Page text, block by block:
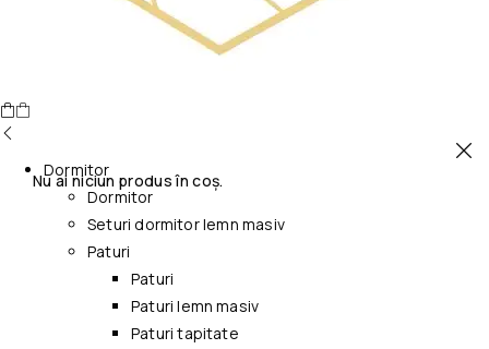
Nu ai niciun produs în coș.
Dormitor
Dormitor
Seturi dormitor lemn masiv
Paturi
Paturi
Paturi lemn masiv
Paturi tapitate